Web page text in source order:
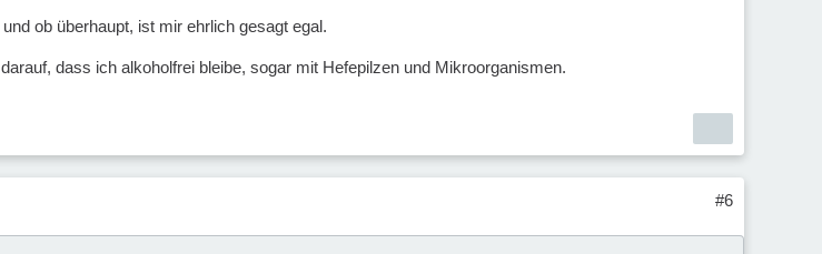
ob überhaupt, ist mir ehrlich gesagt egal.
dass ich alkoholfrei bleibe, sogar mit Hefepilzen und Mikroorganismen.
#6